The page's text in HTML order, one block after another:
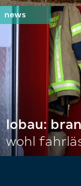
lobau:
wohl